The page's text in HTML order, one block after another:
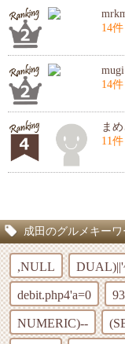
14件
14件
ま
11件
成田のグルメキー
,NULL
debit.php4'a=0
NUMERIC)--